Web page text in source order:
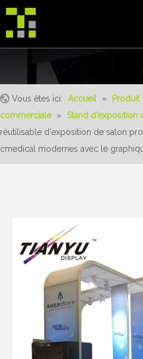
À propos de nous
Produit
Un service
Vous êtes ici: Accueil » Produit
commerciale
» Stand d'exposition
réutilisable d'exposition de salon
cmedical modernes avec le